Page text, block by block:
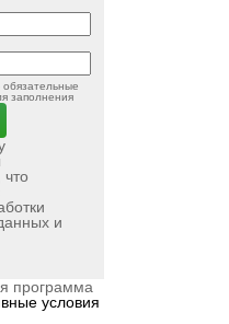
обязательные
заполнения
что
и
программа
условия